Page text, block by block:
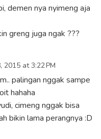
demen nya nyimeng aja
greng juga ngak ???
2015 at 3:22 PM
palingan nggak sampe
hahaha
cimeng nggak bisa
bikin lama perangnya :D